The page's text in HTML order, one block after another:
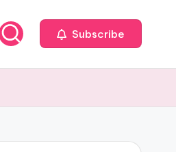
Subscribe